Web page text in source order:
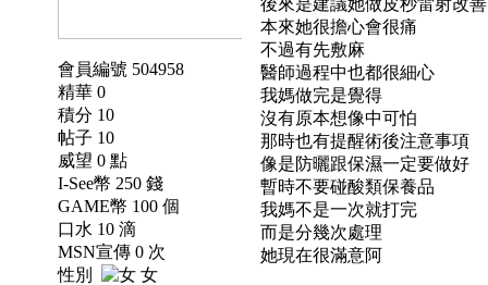
會員編號 504958
精華 0
積分 10
帖子 10
威望 0 點
I-See幣 250 錢
GAME幣 100 個
口水 10 滴
MSN宣傳 0 次
性別
女
後來是建議她做皮秒雷射改善
本來她很擔心會很痛
不過有先敷麻
醫師過程中也都很細心
我媽做完是覺得
沒有原本想像中可怕
那時也有提醒術後注意事項
像是防曬跟保濕一定要做好
暫時不要碰酸類保養品
我媽不是一次就打完
而是分幾次處理
她現在很滿意阿